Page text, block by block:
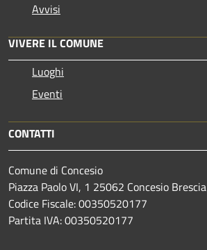
Avvisi
VIVERE IL COMUNE
Luoghi
Eventi
CONTATTI
Comune di Concesio
Piazza Paolo VI, 1 25062 Concesio Brescia
Codice Fiscale: 00350520177
Partita IVA: 00350520177